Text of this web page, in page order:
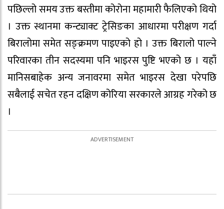
पछिल्लो समय उक्त बस्तीमा कोरोना महामारी फैलिएको थियो
। उक्त स्थानमा कन्ट्याक्ट ट्रेसिङका आधारमा परीक्षण गर्दा
बिरालोमा समेत सङ्क्रमण पाइएको हो । उक्त बिरालो पाल्ने
परिवारका तीन सदस्यमा पनि भाइरस पुष्टि भएको छ । यहाँ
मानिसबाहेक अन्य जनावरमा समेत भाइरस देखा परेपछि
सबैलाई सचेत रहन दक्षिण कोरिया सरकारले आग्रह गरेको छ
।